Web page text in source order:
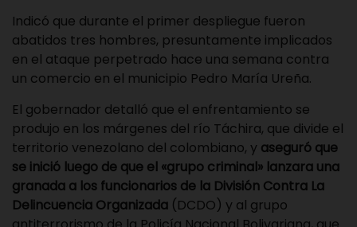
Indicó que durante el primer despliegue fueron
abatidos tres hombres, presuntamente implicados
en el ataque perpetrado hace una semana contra
un comercio en el municipio Pedro María Ureña.
El gobernador detalló que el enfrentamiento se
produjo en los márgenes del río Táchira, que divide el
territorio venezolano del colombiano, y aseguró que
se inició luego de que el «grupo criminal» lanzara una
granada a los funcionarios de la División Contra La
Delincuencia Organizada (DCDO) y al grupo